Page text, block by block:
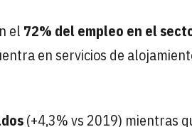
el 72% del empleo en el
en servicios de
(+4,3% vs 2019) mientras